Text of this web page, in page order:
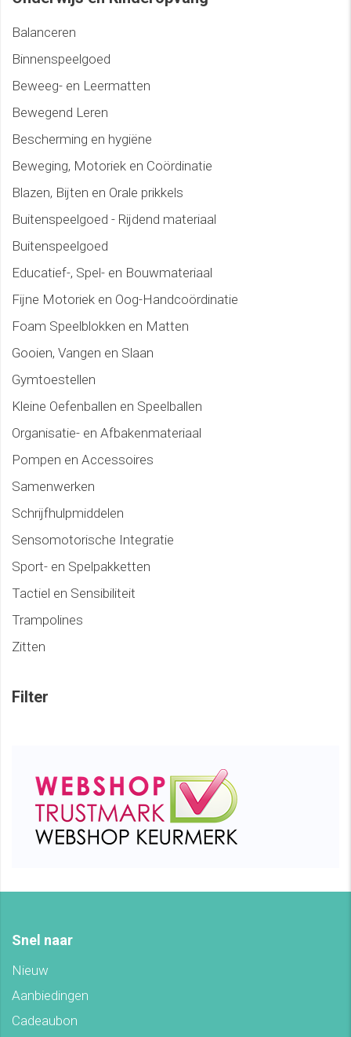
Balanceren
Binnenspeelgoed
Beweeg- en Leermatten
Bewegend Leren
Bescherming en hygiëne
Beweging, Motoriek en Coördinatie
Blazen, Bijten en Orale prikkels
Buitenspeelgoed - Rijdend materiaal
Buitenspeelgoed
Educatief-, Spel- en Bouwmateriaal
Fijne Motoriek en Oog-Handcoördinatie
Foam Speelblokken en Matten
Gooien, Vangen en Slaan
Gymtoestellen
Kleine Oefenballen en Speelballen
Organisatie- en Afbakenmateriaal
Pompen en Accessoires
Samenwerken
Schrijfhulpmiddelen
Sensomotorische Integratie
Sport- en Spelpakketten
Tactiel en Sensibiliteit
Trampolines
Zitten
Filter
Snel naar
Nieuw
Aanbiedingen
Cadeaubon